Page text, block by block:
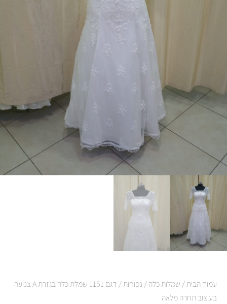
עמוד הבית/ שמלות כלה/ נפוחות
/ דגם 1151 שמלת כלה בגזרת A צנועה
בעיצוב תחרה מלאה